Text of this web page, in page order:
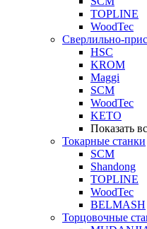
TOPLINE
WoodTec
Сверлильно-
HSC
KROM
Maggi
SCM
WoodTec
KETO
Показать
Токарные станки
SCM
Shandong
TOPLINE
WoodTec
BELMASH
Торцовочные